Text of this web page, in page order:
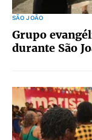
SÃO JOÃO
Grupo
durante São